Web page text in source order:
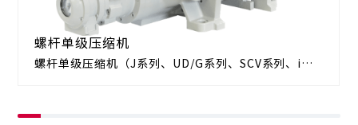
螺杆单级压缩机
螺杆单级压缩机（J系列、UD/G系列、SCV系列、i系